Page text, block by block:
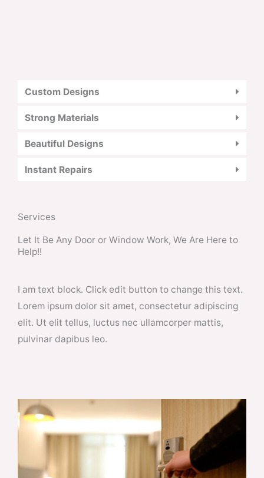
Services
Let It Be Any Door or Window Work, We Are Here to
Help!!
I am text block. Click edit button to change this text.
Lorem ipsum dolor sit amet, consectetur adipiscing
elit. Ut elit tellus, luctus nec ullamcorper mattis,
pulvinar dapibus leo.
Custom Designs
Strong Materials
Beautiful Designs
Instant Repairs